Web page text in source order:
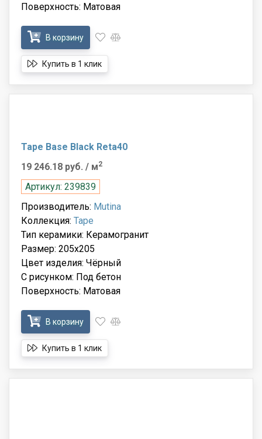
Поверхность: Матовая
В корзину
Купить в 1 клик
Tape Base Black Reta40
19 246.18 руб. / м2
Артикул: 239839
Производитель: Mutina
Коллекция: Tape
Тип керамики: Керамогранит
Размер: 205x205
Цвет изделия: Чёрный
С рисунком: Под бетон
Поверхность: Матовая
В корзину
Купить в 1 клик